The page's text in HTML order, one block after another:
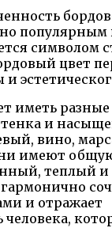
символом
цвет
иметь разные
и
вино,
имеют
теплый и
и отражает